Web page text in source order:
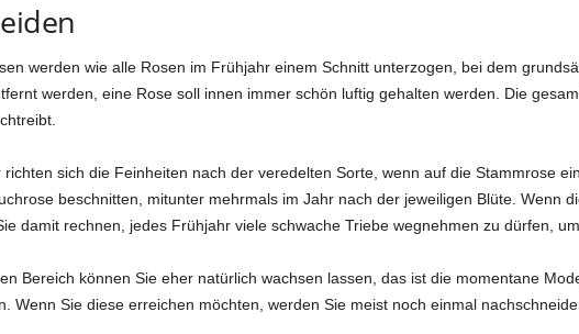
werden wie alle Rosen im Frühjahr einem Schnitt unterzogen, bei dem
werden, eine Rose soll innen immer schön luftig gehalten werden. Die
richten sich die Feinheiten nach der veredelten Sorte, wenn auf die Stammrose
beschnitten, mitunter mehrmals im Jahr nach der jeweiligen Blüte. Wenn
damit rechnen, jedes Frühjahr viele schwache Triebe wegnehmen zu dürfen,
Bereich können Sie eher natürlich wachsen lassen, das ist die momentane
Wenn Sie diese erreichen möchten, werden Sie meist noch einmal